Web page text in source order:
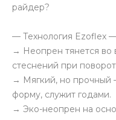
райдер?
— Технология Ezoflex —
→ Неопрен тянется во
стеснений при
→ Мягкий, но прочный
форму, служит годами.
→ Эко-неопрен на